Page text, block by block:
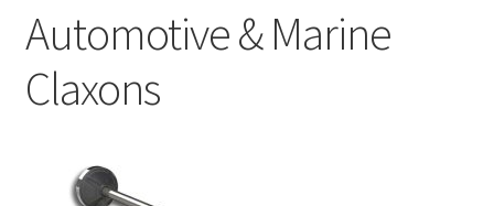
ELEKTRISCHE CONNECTOREN
Automotive & Marine
Claxons